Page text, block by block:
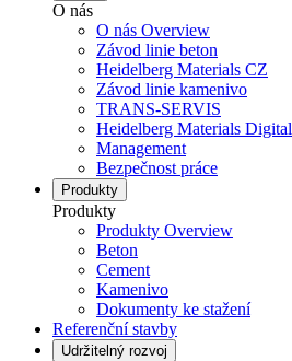
O nás
O nás Overview
Závod linie beton
Heidelberg Materials CZ
Závod linie kamenivo
TRANS-SERVIS
Heidelberg Materials
Management
Bezpečnost práce
Produkty
Produkty
Produkty Overview
Beton
Cement
Kamenivo
Dokumenty ke stažení
Referenční stavby
Udržitelný rozvoj